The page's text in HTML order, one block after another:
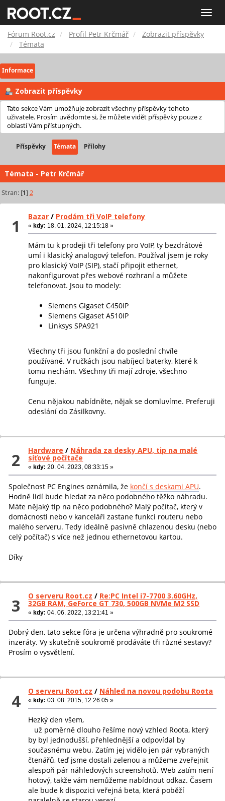
Toggle
Root.cz
Fórum Root.cz Profil Petr Krčmář
Zobrazit příspěvky
Témata
Informace
Zobrazit příspěvky
Tato sekce Vám umožňuje zobrazit všechny příspěvky tohoto
uživatele. Prosím uvědomte si, že můžete vidět příspěvky pouze z
oblastí Vám přístupných.
Příspěvky Témata Přílohy
Témata - Petr Krčmář
Stran: [1]2
1 Bazar / Prodám tři VoIP telefony
«kdy: 18. 01. 2024, 12:15:18 »
Mám tu k prodeji tři telefony pro VoIP, ty bezdrátové
umí i klasický analogový telefon. Používal jsem je roky
pro klasický VoIP (SIP), stačí připojit ethernet,
nakonfigurovat přes webové rozhraní a můžete
telefonovat. Jsou to modely:
Siemens Gigaset C450IP
Siemens Gigaset A510IP
Linksys SPA921
Všechny tři jsou funkční a do poslední chvíle
používané. V ručkách jsou nabíjecí baterky, které k
tomu nechám. Všechny tři mají zdroje, všechno
funguje.
Cenu nějakou nabídněte, nějak se domluvíme. Preferuji
odeslání do Zásilkovny.
2 Hardware / Náhrada za desky APU, tip na malé
síťové počítače
«kdy: 20. 04. 2023, 08:33:15 »
Společnost PC Engines oznámila, že končí s deskami APU.
Hodně lidí bude hledat za něco podobného těžko náhradu.
Máte nějaký tip na něco podobného? Malý počítač, který v
domácnosti nebo v kanceláři zastane funkci routeru nebo
malého serveru. Tedy ideálně pasivně chlazenou desku (nebo
celý počítač) s více než jednou ethernetovou kartou.
Díky
3 O serveru Root.cz / Re:PC Intel i7-7700 3.60GHz,
32GB RAM, GeForce GT 730, 500GB NVMe M2 SSD
«kdy: 04. 06. 2022, 13:21:41 »
Dobrý den, tato sekce fóra je určena výhradně pro soukromé
inzeráty. Vy skutečně soukromě prodáváte tři různé sestavy?
Prosím o vysvětlení.
4 O serveru Root.cz / Náhled na novou podobu Roota
«kdy: 03. 08. 2015, 12:26:05 »
Hezký den všem,
už poměrně dlouho řešíme nový vzhled Roota, který
by byl jednodušší, přehlednější a odpovídal by
současnému webu. Zatím jej vidělo jen pár vybraných
čtenářů, teď jsme dostali zelenou a můžeme zveřejnit
alespoň pár náhledových screenshotů. Web zatím není
hotový, takže vám nemůžeme nabídnout odkaz. Časem
ale bude k dispozici veřejná beta, která poběží